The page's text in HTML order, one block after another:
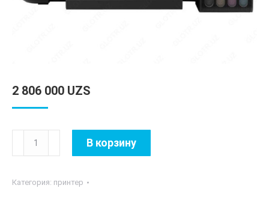
2 806 000 UZS
Количество
товара
L3118
В корзину
Категория: принтер